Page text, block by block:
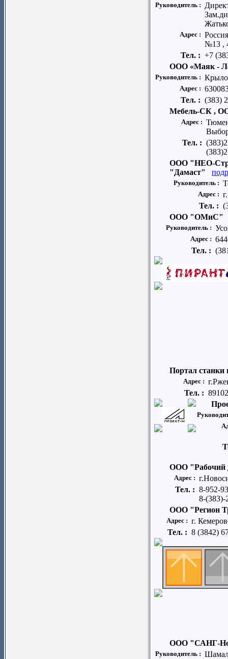
Руководитель :
Адрес :
№13 ,
Тел. : +7
ООО «Маяк -
Руководитель :
Адрес :
Тел. : (383)
Мебель-СК ,
Адрес :
Тел. :
ООО "НЕО-
"Дамаст"
Руководитель :
Адрес :
Тел. :
ООО "ОМиС"
Руководитель :
Адрес :
Тел. :
Портал станки
Адрес :
Тел. :
ООО "Рабочий
Адрес :
Тел. : 8-952-
8-(383)-
ООО "Регион
Адрес : г.
Тел. : 8 (3842)
ООО "САНГ-
Руководитель :